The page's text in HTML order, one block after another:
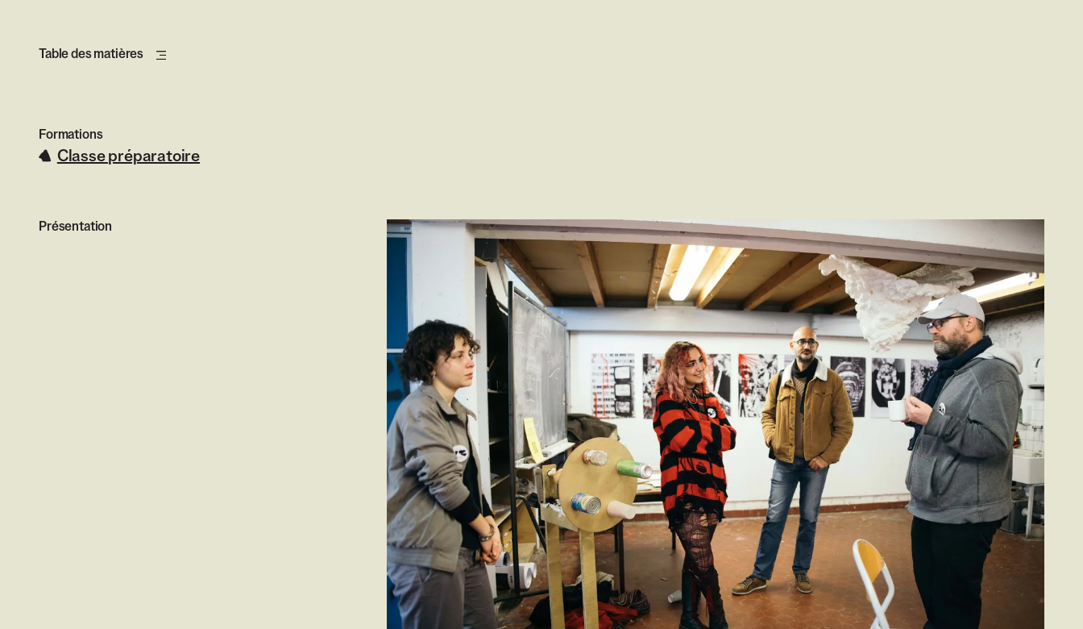
Table des matières
Formations
Classe préparatoire
Présentation Agrandir l'image